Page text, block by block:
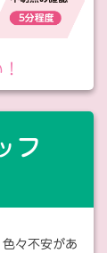
フ
々不安があ